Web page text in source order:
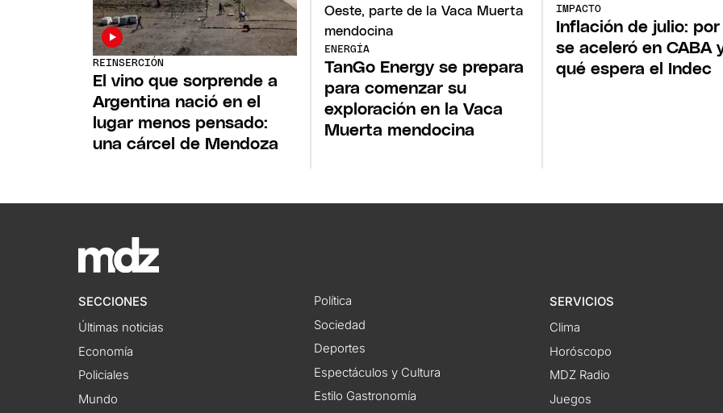
REINSERCIÓN
El vino que sorprende a
Argentina nació en el
lugar menos pensado:
una cárcel de Mendoza
ENERGÍA
TanGo Energy se prepara
para comenzar su
exploración en la Vaca
Muerta mendocina
IMPACTO
Inflación de julio:
se aceleró en CABA
qué espera el Indec
SECCIONES
Últimas noticias
Economía
Policiales
Mundo
Política
Sociedad
Deportes
Espectáculos y Cultura
Estilo Gastronomía
SERVICIOS
Clima
Horóscopo
MDZ Radio
Juegos